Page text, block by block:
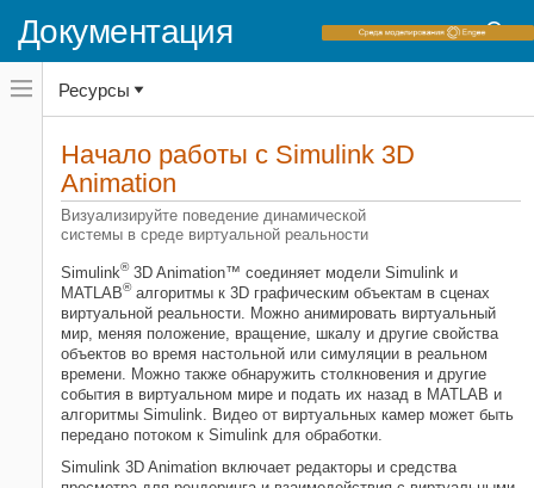
Документация
Переключатель
навигационного
меню
переключатель
навигационного
Simulink 3D Animation
Категория
Начало работы с Simulink 3D
Создайте миры виртуальной
реальности
Импортируйте модели робота и CAD
Соединитесь с моделями
Взаимодействуйте с мирами
виртуальной реальности
Просмотрите симуляции
динамической системы
Ресурсы
Начало работы с Simulink 3D
Animation
Визуализируйте поведение динамической
системы в среде виртуальной реальности
Simulink®3D Animation™ соединяет модели Simulink и
MATLAB®алгоритмы к 3D графическим объектам в сценах
виртуальной реальности. Можно анимировать виртуальный
мир, меняя положение, вращение, шкалу и другие свойства
объектов во время настольной или симуляции в реальном
времени. Можно также обнаружить столкновения и другие
события в виртуальном мире и подать их назад в MATLAB и
алгоритмы Simulink. Видео от виртуальных камер может быть
передано потоком к Simulink для обработки.
Simulink 3D Animation включает редакторы и средства